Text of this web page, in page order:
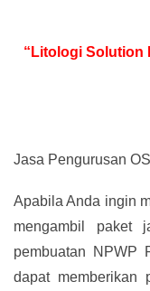
“Litologi Solution
Jasa Pengurusan
Apabila Anda ingin
mengambil paket
pembuatan NPWP
dapat memberikan